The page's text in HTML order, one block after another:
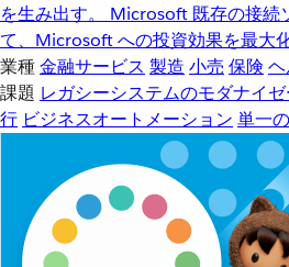
を生み出す。
Microsoft 既存の接続
て、Microsoft への投資効果を最大化
業種金融サービス 製造 小売 保険
課題 レガシーシステムのモダナイ
行 ビジネスオートメーション 単一